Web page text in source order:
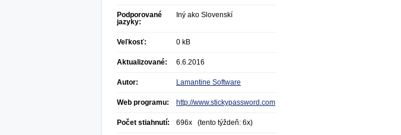
Podporované
jazyky:
Iný ako Slovenskí
Veľkosť: 0 kB
Aktualizované: 6.6.2016
Autor: Lamantine Software
Web programu: http://www.stickypassword.com
Počet stiahnutí: 696x (tento týždeň: 6x)